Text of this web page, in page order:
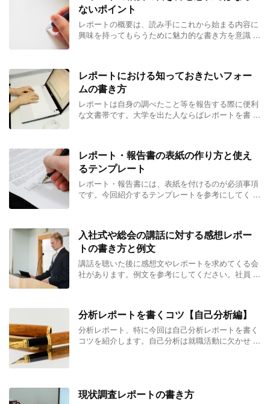
ないポイント
レポートの概要は、読み手にこれから始まる内容に
興味を持ってもらうために魅力的な書き方を意識 ...
レポートにおける知っておきたいフォー
ムの書き方
レポートは自身の調べたこと等を報告する際に便利
な文書帯です。大学を出た人ならばレポートを書 ...
レポート・報告書の表紙の作り方と使え
るテンプレート
レポート・報告書には、表紙を付けるのが必須事項
です。今回紹介するテンプレートを参考にしてく ...
入社式や総会の講話に対する感想レポー
トの書き方と例文
講話を聴いた後に感想文やレポートを求めてくる会
社があります。例文を参考にしてください。社員 ...
分析レポートを書くコツ【自己分析編】
分析レポート、特に今回は自己分析レポートを書く
コツを紹介します。自己分析は就職活動に欠かせ ...
現状調査レポートの書き方